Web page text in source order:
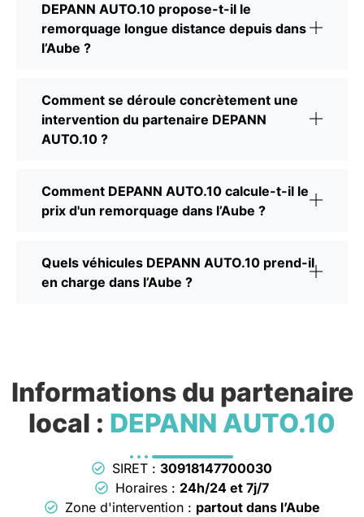
DEPANN AUTO.10 propose-t-il le
remorquage longue distance depuis dans
l’Aube ?
Comment se déroule concrètement une
intervention du partenaire DEPANN
AUTO.10 ?
Comment DEPANN AUTO.10 calcule-t-il le
prix d'un remorquage dans l’Aube ?
Quels véhicules DEPANN AUTO.10 prend-il
en charge dans l’Aube ?
Informations du partenaire
local : DEPANN AUTO.10
SIRET : 30918147700030
Horaires : 24h/24 et 7j/7
Zone d'intervention : partout dans l’Aube